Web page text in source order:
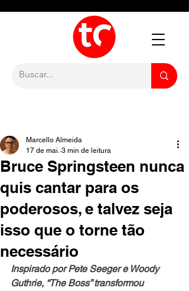
Bruce Springsteen nunca
quis cantar para os
poderosos, e talvez seja
isso que o torne tão
necessário
Marcello Almeida
17 de mai. 3 min de leitura
Inspirado por Pete Seeger e Woody
Guthrie, “The Boss” transformou